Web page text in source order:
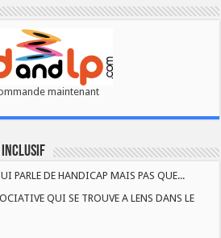
maintenant
PARLE DE HANDICAP MAIS PAS QUE...
QUI SE TROUVE A LENS DANS LE